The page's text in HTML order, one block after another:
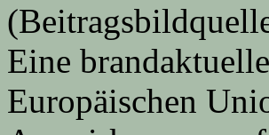
Eine
Europäischen